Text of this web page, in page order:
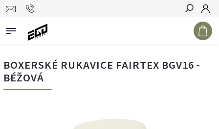
Hledat
BOXERSKÉ RUKAVICE FAIRTEX BGV16 -
BÉŽOVÁ